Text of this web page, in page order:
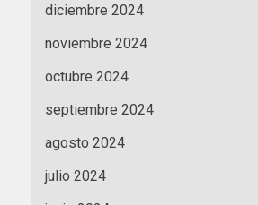
diciembre 2024
noviembre 2024
octubre 2024
septiembre 2024
agosto 2024
julio 2024